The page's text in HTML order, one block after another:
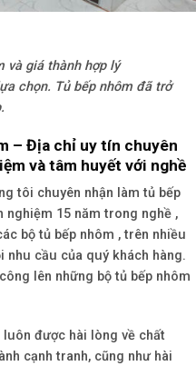
và giá thành hợp lý
chọn. Tủ bếp nhôm đã trở
– Địa chỉ uy tín chuyên
và tâm huyết với nghề
tôi chuyên nhận làm tủ bếp
nghiệm 15 năm trong nghề ,
bộ tủ bếp nhôm , trên nhiều
nhu cầu của quý khách hàng.
lên những bộ tủ bếp nhôm
được hài lòng về chất
cạnh tranh, cũng như hài